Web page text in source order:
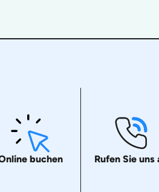
buchen Rufen Sie uns